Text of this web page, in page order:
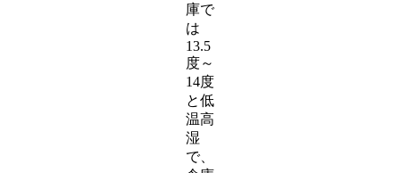
庫で
は
13.5
度～
14度
と低
温高
湿
で、